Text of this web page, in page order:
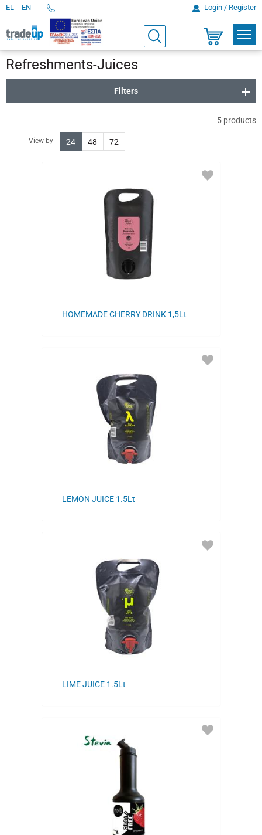
EL EN Login / Register
Search
Orders
Shopping
cart
Refreshments-Juices
Filters
5 products
View by 24 48 72
HOMEMADE CHERRY DRINK 1,5Lt
ADD
LEMON JUICE 1.5Lt
ADD
LIME JUICE 1.5Lt
ADD
ADD